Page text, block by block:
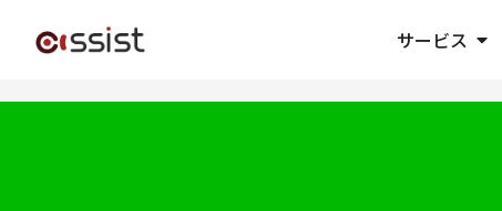
サービス